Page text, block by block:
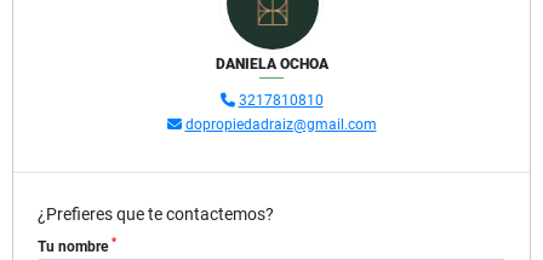
DANIELA OCHOA
3217810810
dopropiedadraiz@gmail.com
¿Prefieres que te contactemos?
Tu nombre *